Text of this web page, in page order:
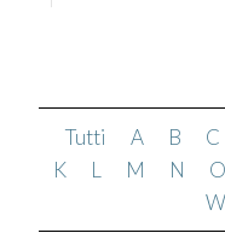
Tutti A B C
K
L M N O
W